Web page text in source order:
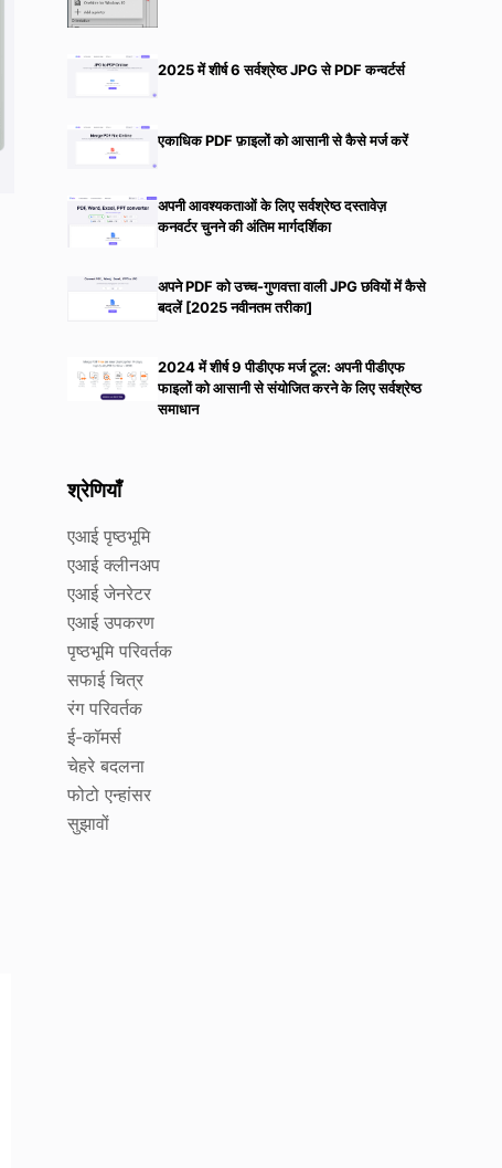
2025 में शीर्ष 6 सर्वश्रेष्ठ JPG से PDF कन्वर्टर्स
एकाधिक PDF फ़ाइलों को आसानी से कैसे मर्ज करें
अपनी आवश्यकताओं के लिए सर्वश्रेष्ठ दस्तावेज़
कनवर्टर चुनने की अंतिम मार्गदर्शिका
अपने PDF को उच्च-गुणवत्ता वाली JPG छवियों में कैसे
बदलें [2025 नवीनतम तरीका]
2024 में शीर्ष 9 पीडीएफ मर्ज टूल: अपनी पीडीएफ
फाइलों को आसानी से संयोजित करने के लिए सर्वश्रेष्ठ
समाधान
श्रेणियाँ
एआई पृष्ठभूमि
एआई क्लीनअप
एआई जेनरेटर
एआई उपकरण
पृष्ठभूमि परिवर्तक
सफाई चित्र
रंग परिवर्तक
ई-कॉमर्स
चेहरे बदलना
फोटो एन्हांसर
सुझावों